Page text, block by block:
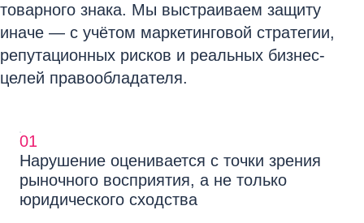
товарного знака. Мы выстраиваем защиту
иначе — с учётом маркетинговой стратегии,
репутационных рисков и реальных бизнес-
целей правообладателя.
01
Нарушение оценивается с точки зрения
рыночного восприятия, а не только
юридического сходства